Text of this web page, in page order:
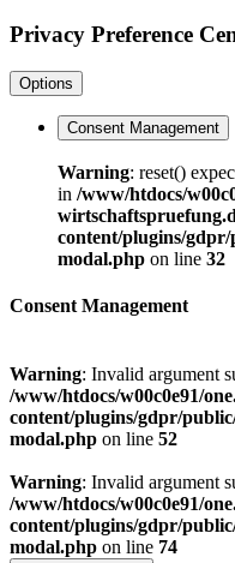
Privacy Preference
Options
Consent Management
Warning: reset()
in /www/htdocs/
content/plugins/
modal.php on line 32
Consent Management
Warning: Invalid argument
/www/htdocs/w00c0e91/
content/plugins/gdpr/
modal.php on line 52
Warning: Invalid argument
/www/htdocs/w00c0e91/
content/plugins/gdpr/
modal.php on line 74